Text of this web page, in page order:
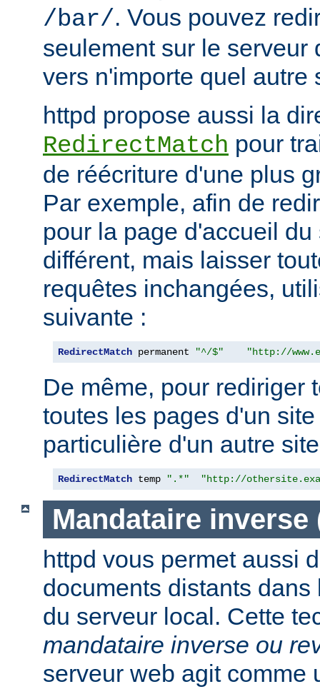
/bar/. Vous pouvez
seulement sur le serveur
vers n'importe quel autre
httpd propose aussi la
RedirectMatch pour
de réécriture d'une plus
Par exemple, afin de
pour la page d'accueil
différent, mais laisser
requêtes inchangées,
suivante :
RedirectMatch permanent "^/$" "http://
De même, pour rediriger
toutes les pages d'un
particulière d'un autre
RedirectMatch temp ".*" "http://
Mandataire inverse
httpd vous permet aussi
documents distants
du serveur local. Cette
mandataire inverse ou
serveur web agit comme